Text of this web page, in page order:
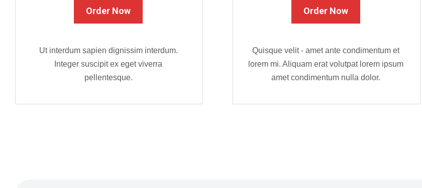
Order Now
Ut interdum sapien dignissim interdum.
Integer suscipit ex eget viverra
pellentesque.
Order Now
Quisque velit - amet ante condimentum et
lorem mi. Aliquam erat volutpat lorem ipsum
amet condimentum nulla dolor.